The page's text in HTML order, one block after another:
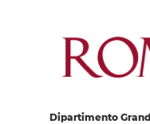
Dipartimento